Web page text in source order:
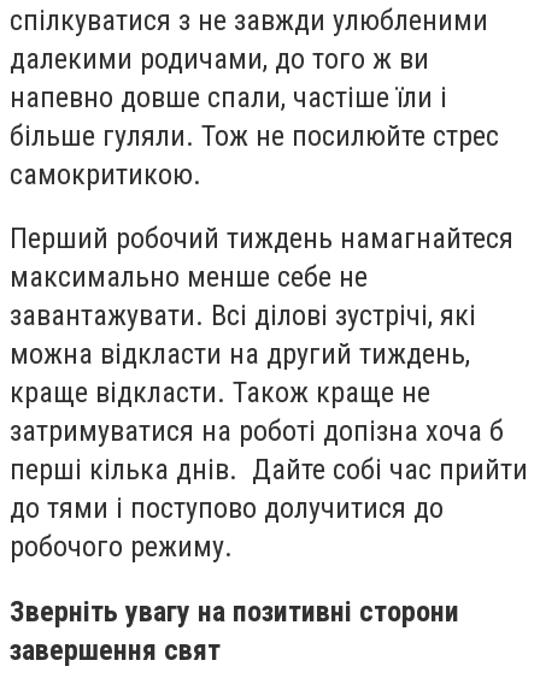
спілкуватися з не завжди улюбленими
далекими родичами, до того ж ви
напевно довше спали, частіше їли і
більше гуляли. Тож не посилюйте стрес
самокритикою.
Перший робочий тиждень намагнайтеся
максимально менше себе не
завантажувати. Всі ділові зустрічі, які
можна відкласти на другий тиждень,
краще відкласти. Також краще не
затримуватися на роботі допізна хоча б
перші кілька днів. Дайте собі час прийти
до тями і поступово долучитися до
робочого режиму.
Зверніть увагу на позитивні сторони
завершення свят